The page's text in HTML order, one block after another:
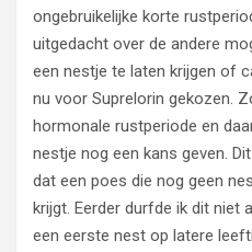
ongebruikelijke korte
uitgedacht over de andere
een nestje te laten krijgen of
nu voor Suprelorin gekozen.
hormonale rustperiode en
nestje nog een kans geven.
dat een poes die nog geen
krijgt. Eerder durfde ik dit niet
een eerste nest op latere